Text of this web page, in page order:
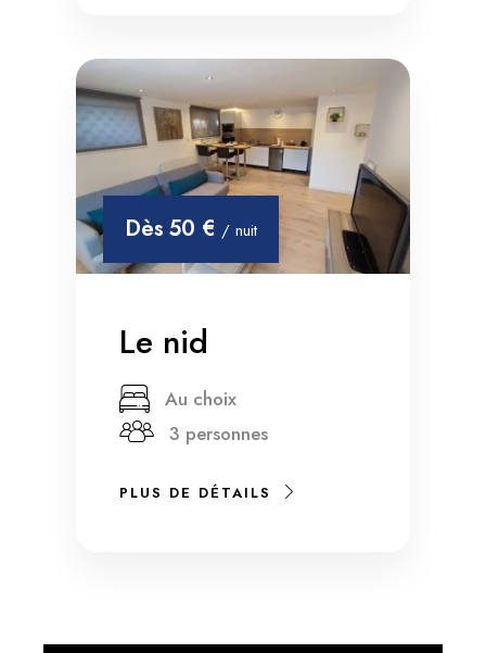
Dès 50 € / nuit
Le nid
Au choix
3 personnes
PLUS DE DÉTAILS